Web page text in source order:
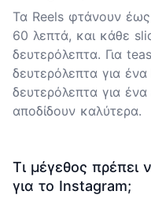
Τα Reels φτάνουν
60 λεπτά, και κάθε
δευτερόλεπτα. Για
δευτερόλεπτα για
δευτερόλεπτα για
αποδίδουν καλύτερα.
Τι μέγεθος πρέπει
για το Instagram;